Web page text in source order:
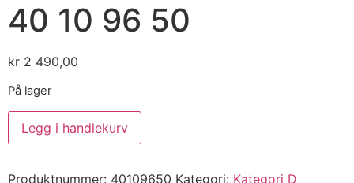
40 10 96 50
kr 2 490,00
På lager
Legg i handlekurv
Produktnummer: 40109650 Kategori: Kategori D